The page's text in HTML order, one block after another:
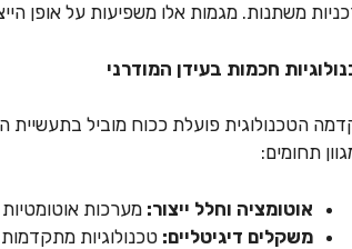
משתנות. מגמות אלו משפיעות על אופן
חכמות בעידן המודרני
הטכנולוגית פועלת ככוח מוביל בתעשיית
תחומים:
אוטומציה וחלל ייצור: מערכות אוטומטיות
משקלים דיגיטליים: טכנולוגיות